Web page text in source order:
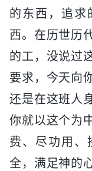
的东西，追求
西。在历世历
的工，没说过
要求，今天向
还是在这班人
你就以这个为
费、尽功用、
全，满足神的